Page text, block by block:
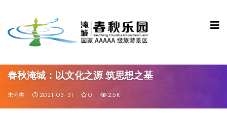
春秋淹城：以文化之源 筑思想之基
未分类 2021-03-31 0 2.5K